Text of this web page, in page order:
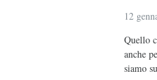
12
Quello
anche
siamo